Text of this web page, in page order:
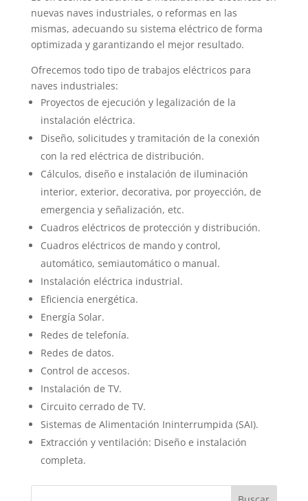
nuevas naves industriales, o reformas en las
mismas, adecuando su sistema eléctrico de forma
optimizada y garantizando el mejor resultado.
Ofrecemos todo tipo de trabajos eléctricos para
naves industriales:
Proyectos de ejecución y legalización de la
instalación eléctrica.
Diseño, solicitudes y tramitación de la conexión
con la red eléctrica de distribución.
Cálculos, diseño e instalación de iluminación
interior, exterior, decorativa, por proyección, de
emergencia y señalización, etc.
Cuadros eléctricos de protección y distribución.
Cuadros eléctricos de mando y control,
automático, semiautomático o manual.
Instalación eléctrica industrial.
Eficiencia energética.
Energía Solar.
Redes de telefonía.
Redes de datos.
Control de accesos.
Instalación de TV.
Circuito cerrado de TV.
Sistemas de Alimentación Ininterrumpida (SAI).
Extracción y ventilación: Diseño e instalación
completa.